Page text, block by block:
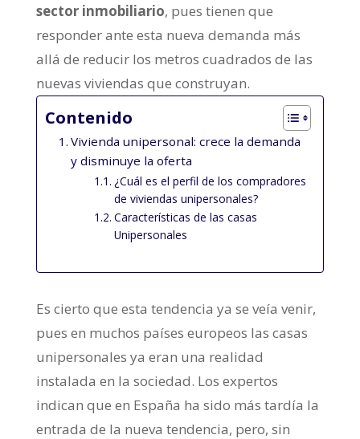
sector inmobiliario, pues tienen que
responder ante esta nueva demanda más
allá de reducir los metros cuadrados de las
nuevas viviendas que construyan.
Contenido
Vivienda unipersonal: crece la demanda
y disminuye la oferta
¿Cuál es el perfil de los compradores
de viviendas unipersonales?
Características de las casas
Unipersonales
Es cierto que esta tendencia ya se veía venir,
pues en muchos países europeos las casas
unipersonales ya eran una realidad
instalada en la sociedad. Los expertos
indican que en España ha sido más tardía la
entrada de la nueva tendencia, pero, sin